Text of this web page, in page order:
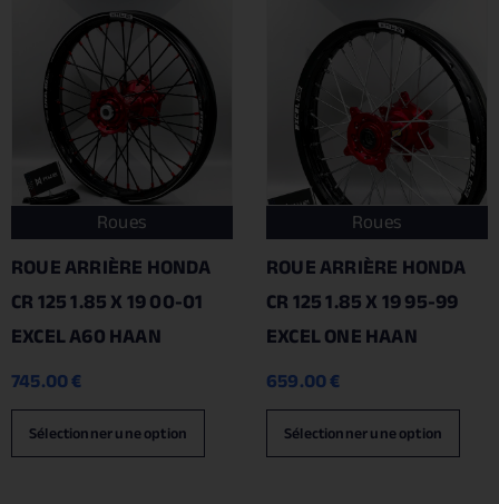
Roues
ROUE ARRIÈRE HONDA
CR 125 1.85 X 19 00-01
EXCEL A60 HAAN
745.00€
Sélectionner une option
Roues
ROUE ARRIÈRE HONDA
CR 125 1.85 X 19 95-99
EXCEL ONE HAAN
659.00€
Sélectionner une option